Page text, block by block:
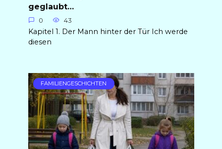
geglaubt…
0 43
Kapitel 1. Der Mann hinter der Tür Ich werde
diesen
FAMILIENGESCHICHTEN